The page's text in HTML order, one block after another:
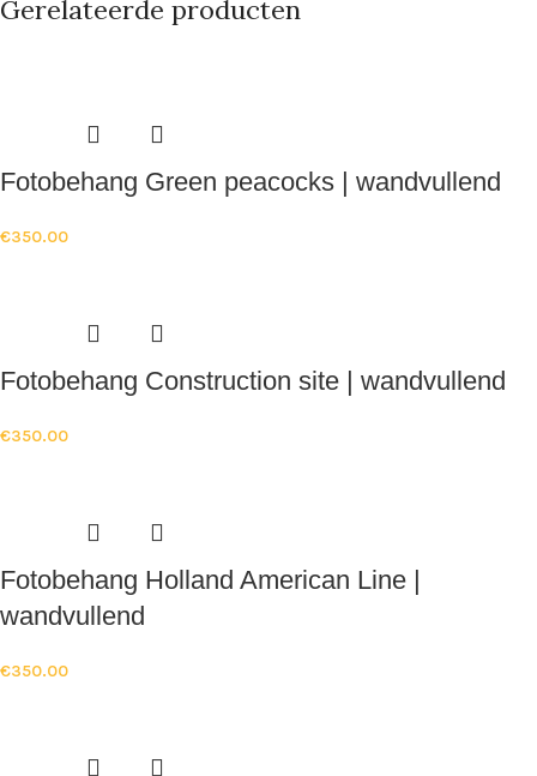
Gerelateerde producten
Fotobehang Green peacocks | wandvullend
€350.00
Fotobehang Construction site | wandvullend
€350.00
Fotobehang Holland American Line |
wandvullend
€350.00